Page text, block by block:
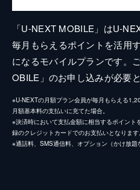
「U-NEXT MOBILE」はU-
毎月もらえるポイントを活用
になるモバイルプランです。
OBILE」のお申し込みが必要と
※U-NEXTの月額プラン会員が毎月もらえる
月額基本料の支払いに充てた場合。
※決済時において支払金額に相当するポイン
録のクレジットカードでのお支払いとなります。
※通話料、SMS通信料、オプション（かけ放題